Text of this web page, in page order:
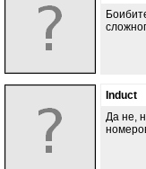
Induct
Да не,